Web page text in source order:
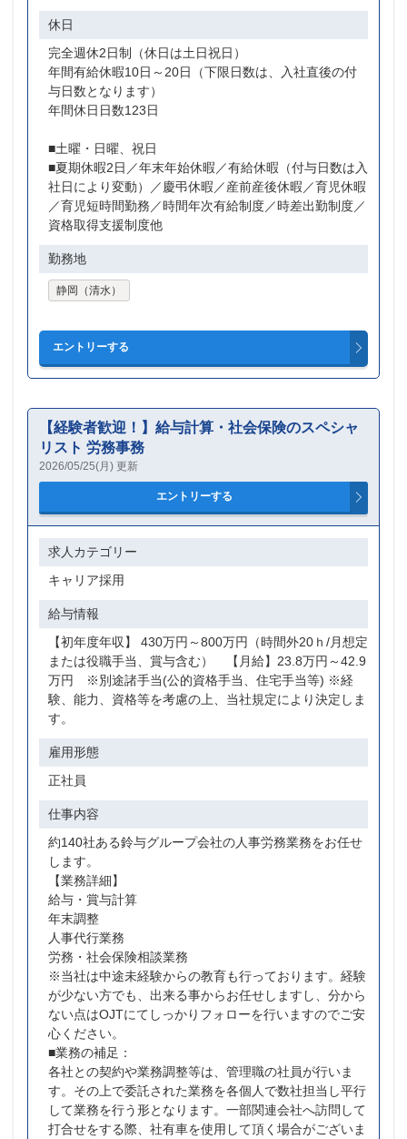
休日
完全週休2日制（休日は土日祝日）
年間有給休暇10日～20日（下限日数は、入社直後の付
与日数となります）
年間休日日数123日
■土曜・日曜、祝日
■夏期休暇2日／年末年始休暇／有給休暇（付与日数は入
社日により変動）／慶弔休暇／産前産後休暇／育児休暇
／育児短時間勤務／時間年次有給制度／時差出勤制度／
資格取得支援制度他
勤務地
静岡（清水）
【経験者歓迎！】給与計算・社会保険のスペシャ
リスト 労務事務
2026/05/25(月) 更新
求人カテゴリー
キャリア採用
給与情報
【初年度年収】 430万円～800万円（時間外20ｈ/月想定
または役職手当、賞与含む） 【月給】23.8万円～42.9
万円 ※別途諸手当(公的資格手当、住宅手当等) ※経
験、能力、資格等を考慮の上、当社規定により決定しま
す。
雇用形態
正社員
仕事内容
約140社ある鈴与グループ会社の人事労務業務をお任せ
します。
【業務詳細】
給与・賞与計算
年末調整
人事代行業務
労務・社会保険相談業務
※当社は中途未経験からの教育も行っております。経験
が少ない方でも、出来る事からお任せしますし、分から
ない点はOJTにてしっかりフォローを行いますのでご安
心ください。
■業務の補足：
各社との契約や業務調整等は、管理職の社員が行いま
す。その上で委託された業務を各個人で数社担当し平行
して業務を行う形となります。一部関連会社へ訪問して
打合せをする際、社有車を使用して頂く場合がございま